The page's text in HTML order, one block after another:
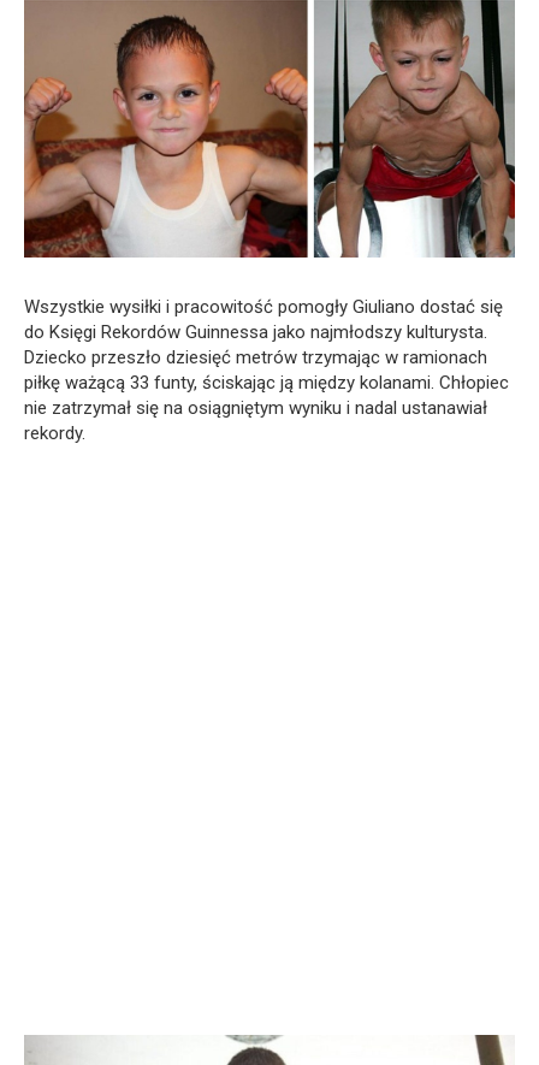
Wszystkie wysiłki i pracowitość pomogły Giuliano dostać się
do Księgi Rekordów Guinnessa jako najmłodszy kulturysta.
Dziecko przeszło dziesięć metrów trzymając w ramionach
piłkę ważącą 33 funty, ściskając ją między kolanami. Chłopiec
nie zatrzymał się na osiągniętym wyniku i nadal ustanawiał
rekordy.